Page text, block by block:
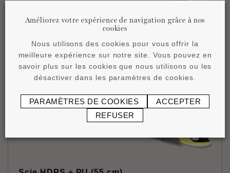
Scie HDPS + PU (50 cm)
Améliorez votre expérience de navigation grâce à nos
cookies
Nous utilisons des cookies pour vous offrir la
meilleure expérience sur notre site. Vous pouvez en
savoir plus sur les cookies que nous utilisons ou les
désactiver dans les paramètres de cookies.
PARAMÈTRES DE COOKIES
ACCEPTER
REFUSER